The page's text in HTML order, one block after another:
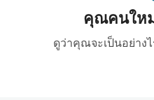
คุณคนให
ดูว่าคุณจะเป็นอย่าง